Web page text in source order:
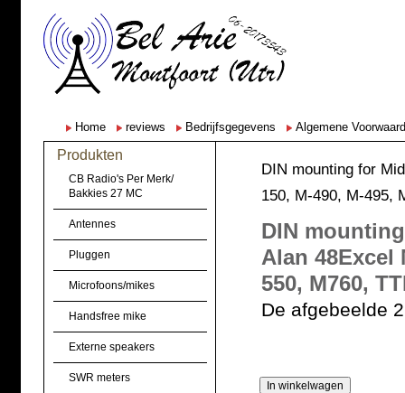
Home reviews Bedrijfsgegevens Algemene
Produkten
CB Radio's Per Merk/
Bakkies 27 MC
Antennes
Pluggen
Microfoons/mikes
Handsfree mike
Externe speakers
SWR meters
DIN mounting for
150, M-490, M-495,
DIN
Alan 48Excel
550, M760,
De afgebeelde